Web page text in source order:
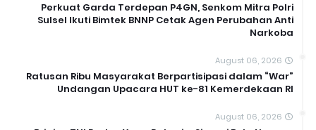
Perkuat Garda Terdepan P4GN, Senkom Mitra Polri
Sulsel Ikuti Bimtek BNNP Cetak Agen Perubahan Anti
Narkoba
August 06, 2026
Ratusan Ribu Masyarakat Berpartisipasi dalam “War”
Undangan Upacara HUT ke-81 Kemerdekaan RI
August 06, 2026